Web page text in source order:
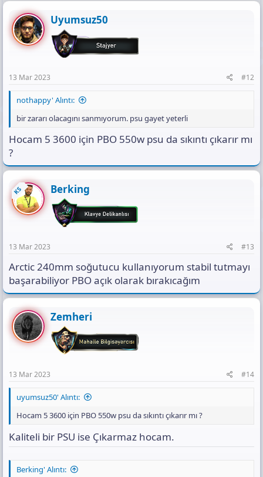
Uyumsuz50
13 Mar 2023 #12
nothappy' Alıntı:
bir zararı olacagını sanmıyorum. psu gayet yeterli
Hocam 5 3600 için PBO 550w psu da sıkıntı çıkarır mı
?
KS Berking
13 Mar 2023 #13
Arctic 240mm soğutucu kullanıyorum stabil tutmayı
başarabiliyor PBO açık olarak bırakıcağım
Zemheri
13 Mar 2023 #14
uyumsuz50' Alıntı:
Hocam 5 3600 için PBO 550w psu da sıkıntı çıkarır mı ?
Kaliteli bir PSU ise Çıkarmaz hocam.
Berking' Alıntı: